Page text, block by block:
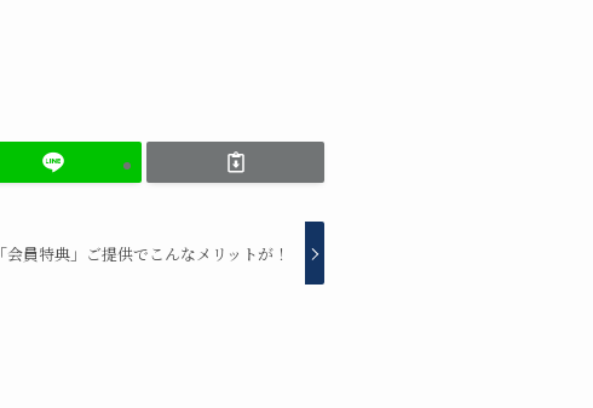
「会員特典」ご提供でこんなメリットが！